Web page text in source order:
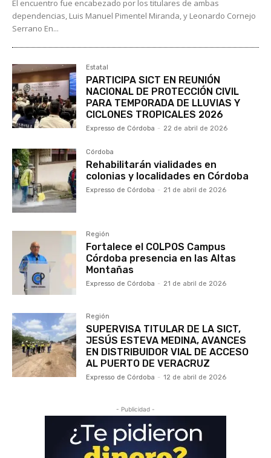
El encuentro fue encabezado por los titulares de ambas
dependencias, Luis Manuel Pimentel Miranda, y Leonardo Cornejo
Serrano En...
Estatal
PARTICIPA SICT EN REUNIÓN
NACIONAL DE PROTECCIÓN CIVIL
PARA TEMPORADA DE LLUVIAS Y
CICLONES TROPICALES 2026
Expresso de Córdoba - 22 de abril de 2026
Córdoba
Rehabilitarán vialidades en
colonias y localidades en Córdoba
Expresso de Córdoba - 21 de abril de 2026
Región
Fortalece el COLPOS Campus
Córdoba presencia en las Altas
Montañas
Expresso de Córdoba - 21 de abril de 2026
Región
SUPERVISA TITULAR DE LA SICT,
JESÚS ESTEVA MEDINA, AVANCES
EN DISTRIBUIDOR VIAL DE ACCESO
AL PUERTO DE VERACRUZ
Expresso de Córdoba - 12 de abril de 2026
- Publicidad -